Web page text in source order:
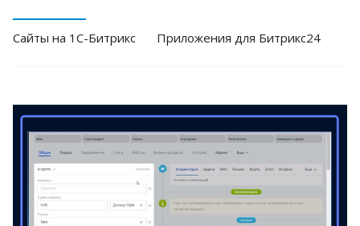
Cайты на 1С-Битрикс Приложения для Битрикс24
Смотреть проект